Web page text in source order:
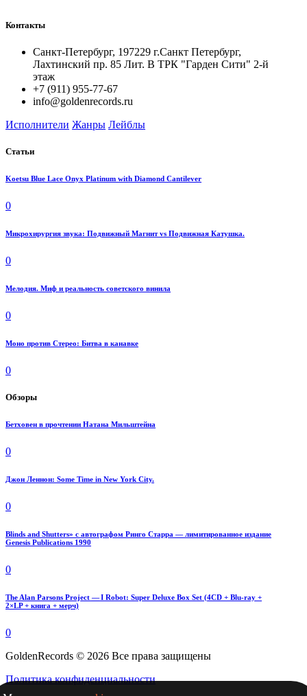
Контакты
Санкт-Петербург, 197229 г.Санкт Петербург,
Лахтинский пр. 85 Лит. B ТРК "Гарден Сити" 2-й
этаж
+7 (911) 955-77-67
info@goldenrecords.ru
Исполнители Жанры Лейблы
Статьи
Koetsu Blue Lace Onyx Platinum with Diamond Cantilever
0
Микрохирургия звука: Подвижный Магнит vs Подвижная Катушка.
0
Мелодия. Миф и реальность советского винила
0
Моно против Стерео: Битва в канавке
0
Обзоры
Бетховен в прочтении Натана Мильштейна
0
Джон Леннон: Some Time in New York City.
0
Blinds and Shutters» с автографом Ринго Старра — лимитированное издание
Genesis Publications 1990
0
The Alan Parsons Project — I Robot: Super Deluxe Box Set (4CD + Blu-ray +
2×LP + книга + мерч)
0
GoldenRecords © 2026 Все права защищены
Политика конфиденциальности